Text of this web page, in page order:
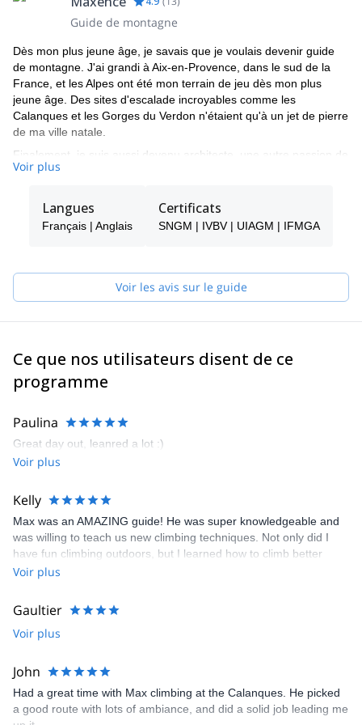
Guide de montagne
Dès mon plus jeune âge, je savais que je voulais devenir guide
de montagne. J'ai grandi à Aix-en-Provence, dans le sud de la
France, et les Alpes ont été mon terrain de jeu dès mon plus
jeune âge. Des sites d'escalade incroyables comme les
Calanques et les Gorges du Verdon n'étaient qu'à un jet de pierre
de ma ville natale.
Finalement, je suis aussi devenu architecte, une autre passion de
longue date. En tant qu'architecte, j'ai vécu à New York,
l'anglais et l'espagnol. J'ai aussi rencontré des gens formidables
et je me suis beaucoup amusé !
emmener faire de l'escalade, du ski ou de l'alpinisme dans
certains de mes endroits préférés.
Voir plus
Langues
Français | Anglais
Certificats
SNGM | IVBV | UIAGM | IFMGA
Voir les avis sur le guide
Ce que nos utilisateurs disent de ce
programme
Paulina
Great day out, leanred a lot :)
Voir plus
Kelly
Max was an AMAZING guide! He was super knowledgeable and
was willing to teach us new climbing techniques. Not only did I
have fun climbing outdoors, but I learned how to climb better
outside. I highly recommend this trip! You won´t be disappointed!
Voir plus
Gaultier
Voir plus
John
Had a great time with Max climbing at the Calanques. He picked
a good route with lots of ambiance, and did a solid job leading me